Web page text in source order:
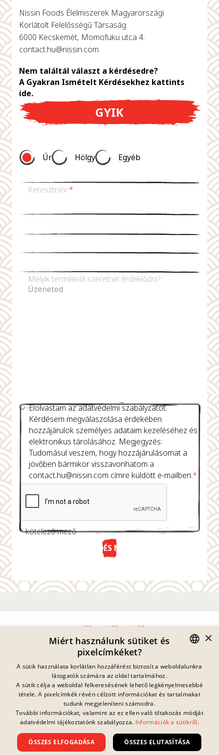
Nissin Foods Élelmiszerek Magyarországi
Korlátolt Felelősségű Társaság
6000 Kecskemét, Momofuku utca 4.
contact.hu@nissin.com
Nem találtál választ a kérdésedre?
A Gyakran Ismételt Kérdésekhez kattints
ide.
GYIK
Úr Hölgy Egyéb
Keresztnév *
Melyik termékről szeretnél érdeklődni?
Elolvastam az adatvédelmi szabályzatot.
Kérdésem megválaszolása érdekében
hozzájárulok személyes adataim kezeléséhez és
elektronikus tárolásához. Megjegyzés:
Tudomásul veszem, hogy hozzájárulásomat a
jövőben bármikor visszavonhatom a
contact.hu@nissin.com címre küldött e-mailben.*
*kötelező mező
KÜLDÉS MOST
Adatvédelmi Nyilatkozat
Impresszum
Jogi Információk
Kapcsolat
Sütik
GYIK
Letöltések
Visszaélés Bejelentés
Jelenleg nincs
folyamatban lévő
nyereményjáték.
Általános Szerződési Feltételek
GERMAN
FRENCH
DANISH
HUNGARIAN
×
Miért használunk sütiket és
pixelcímkéket?
A sütik használata korlátlan hozzáférést biztosít a weboldalunkra
látogatók számára az oldal tartalmához.
A sütik célja a weboldal felkeresésének lehető legkényelmesebbé
tétele. A pixelcímkék révén célzott információkat és tartalmakat
tudunk megjeleníteni számodra.
További információkat, valamint az ez ellen való tiltakozás módját
adatvédelmi tájékoztatónk szabályozza. Információk a sütikről.
ÖSSZES ELFOGADÁSA ÖSSZES ELUTASÍTÁSA